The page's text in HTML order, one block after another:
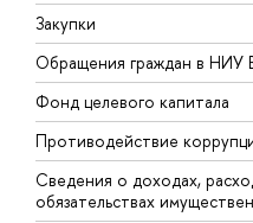
Закупки
Обращения граждан в
Фонд целевого капитала
Противодействие
Сведения о доходах,
обязательствах